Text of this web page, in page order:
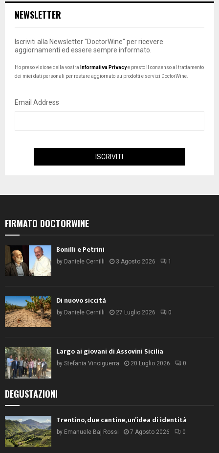
NEWSLETTER
Iscriviti alla Newsletter "DoctorWine" per ricevere
aggiornamenti ed essere sempre informato.
Ho preso visione della vostra Informativa Privacye presto il consenso al trattamento
dei miei dati personali per restare aggiornato su prodotti e servizi DoctorWine.
Email Address
FIRMATO DOCTORWINE
Bonilli e Petrini
by Daniele Cernilli 3 Agosto 2026 1
Di nuovo siccità
by Daniele Cernilli 27 Luglio 2026 0
Largo ai giovani di Assovini Sicilia
by Stefania Vinciguerra 20 Luglio 2026 0
DEGUSTAZIONI
Trentino, due cantine, un’idea di identità
by Emanuele Baj Rossi 7 Agosto 2026 0